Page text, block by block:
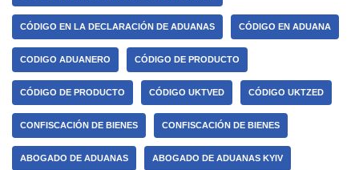
CÓDIGO EN LA DECLARACIÓN DE ADUANAS CÓDIGO EN ADUANA
CODIGO ADUANERO CÓDIGO DE PRODUCTO
CÓDIGO DE PRODUCTO CÓDIGO UKTVED CÓDIGO UKTZED
CONFISCACIÓN DE BIENES CONFISCACIÓN DE BIENES
ABOGADO DE ADUANAS ABOGADO DE ADUANAS KYIV